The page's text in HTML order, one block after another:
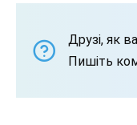
Друзі, як
Пишіть